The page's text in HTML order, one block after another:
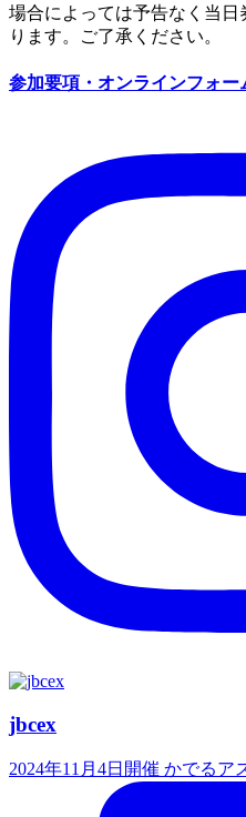
場合によっては予告なく当
ります。ご了承ください。
参加要項・オンラインフォー
jbcex
2024年11月4日開催 かでるア